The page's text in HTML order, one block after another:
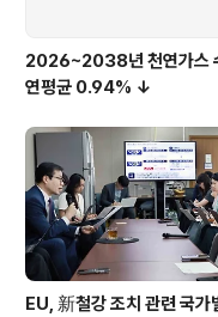
2026~2038년 천연가스
연평균 0.94% ↓
EU, 新철강 조치 관련 국가